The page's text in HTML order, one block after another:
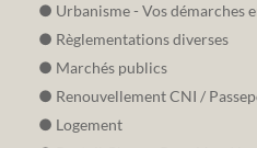
Urbanisme - Vos démarches
Règlementations diverses
Marchés publics
Renouvellement CNI /
Logement